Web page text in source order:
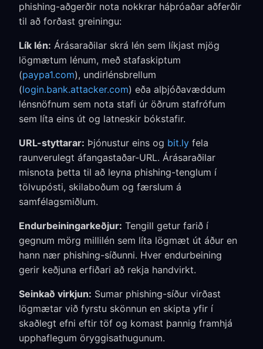
phishing-aðgerðir nota nokkrar háþróaðar aðferðir
til að forðast greiningu:
Lík lén: Árásaraðilar skrá lén sem líkjast mjög
lögmætum lénum, með stafaskiptum
(paypa1.com), undirlénsbrellum
(login.bank.attacker.com) eða alþjóðavæddum
lénsnöfnum sem nota stafi úr öðrum stafrófum
sem líta eins út og latneskir bókstafir.
URL-styttarar: Þjónustur eins og bit.ly fela
raunverulegt áfangastaðar-URL. Árásaraðilar
misnota þetta til að leyna phishing-tenglum í
tölvupósti, skilaboðum og færslum á
samfélagsmiðlum.
Endurbeiningarkeðjur: Tengill getur farið í
gegnum mörg millilén sem líta lögmæt út áður en
hann nær phishing-síðunni. Hver endurbeining
gerir keðjuna erfiðari að rekja handvirkt.
Seinkað virkjun: Sumar phishing-síður virðast
lögmætar við fyrstu skönnun en skipta yfir í
skaðlegt efni eftir töf og komast þannig framhjá
upphaflegum öryggisathugunum.